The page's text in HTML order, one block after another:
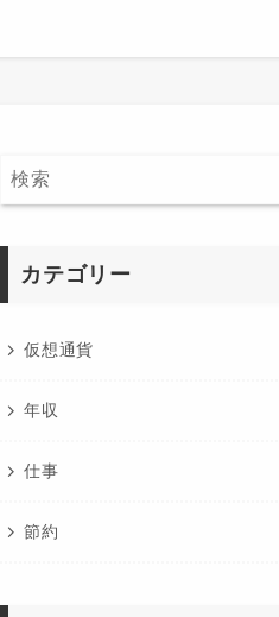
カテゴリー
仮想通貨
年収
仕事
節約